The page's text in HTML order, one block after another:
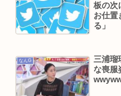
Powered by livedoor 相互RSS
板の次
お仕置
る」
なんG
三浦瑠
な喪服